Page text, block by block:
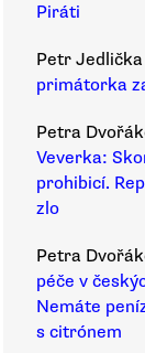
Piráti
Petr Jedlička
primátorka
Petra
Veverka:
prohibicí.
zlo
Petra
péče v
Nemáte
s citrónem